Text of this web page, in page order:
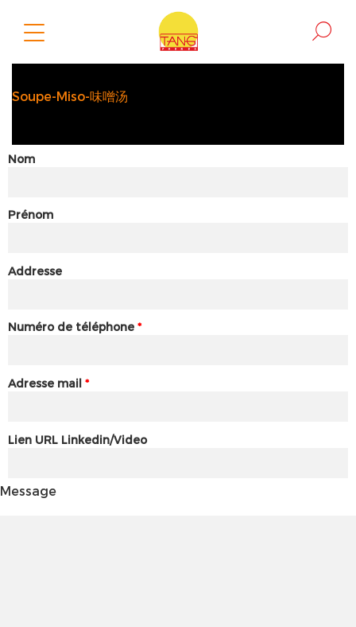
Soupe-Miso-味噌汤
Nom
Prénom
Addresse
Numéro de téléphone *
Adresse mail *
Lien URL Linkedin/Video
Message